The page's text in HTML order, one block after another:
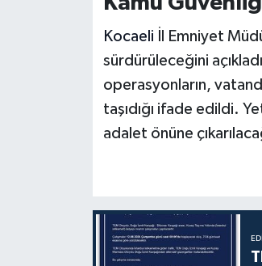
Kocaeli
İl Emniyet
sürdürüleceğini
operasyonların,
taşıdığı ifade edildi.
adalet önüne